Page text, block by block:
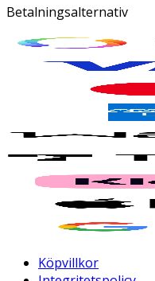
Betalningsalternativ
Köpvillkor